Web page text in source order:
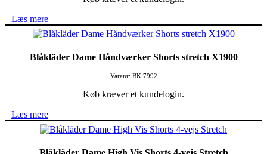
Læs mere
Blåkläder Dame Håndværker Shorts stretch X1900
Varenr: BK.7992
Køb kræver et kundelogin.
Læs mere